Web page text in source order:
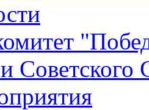
Советского